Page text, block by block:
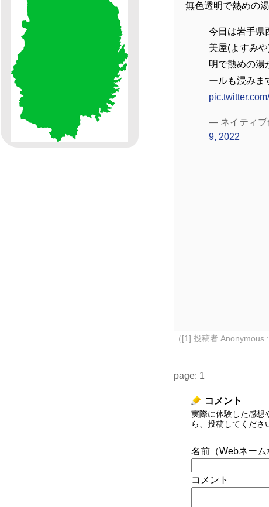
無色透明で熱めの湯
今日は岩手県
美屋(よすみ
明で熱めの湯
ールも浸みま
— ネイティブ
9, 2022
（[1] 投稿者 Anonymous
page: 1
コメント
実際に体験した感想
ら、投稿してくださ
名前（Webネーム
コメント